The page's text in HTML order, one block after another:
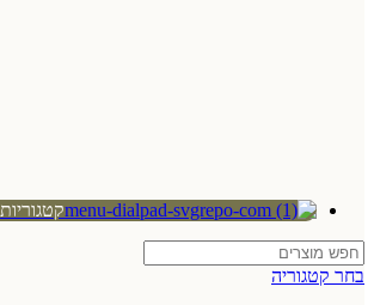
קטגוריות
בחר קטגוריה